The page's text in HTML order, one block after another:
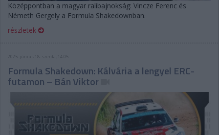
Középpontban a magyar ralibajnokság: Vincze Ferenc és
Németh Gergely a Formula Shakedownban.
részletek
2025. június 18. szerda, 14:05
Formula Shakedown: Kálvária a lengyel ERC-
futamon – Bán Viktor